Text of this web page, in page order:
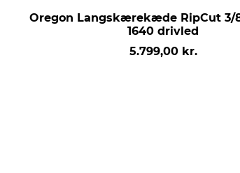
Oregon Langskærekæde RipCut 3/
1640 drivled
5.799,00 kr.